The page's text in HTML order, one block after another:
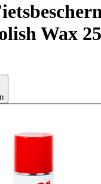
Wax